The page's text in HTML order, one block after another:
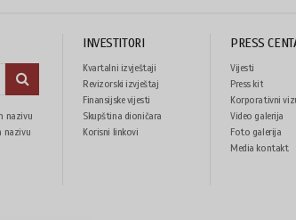
nazivu
nazivu
INVESTITORI
Kvartalni izvještaji
Revizorski izvještaj
Finansijske vijesti
Skupština dioničara
Korisni linkovi
PRESS
Vijesti
Press kit
Korporativni
identitet
Video galerija
Foto galerija
Media kontakt